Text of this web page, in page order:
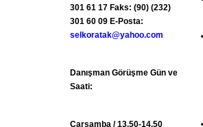
301 61 17 Faks: (90) (232)
301 60 09 E-Posta:
selkoratak@yahoo.com
Danışman Görüşme Gün ve
Saati:
Çarşamba / 13.50-14.50